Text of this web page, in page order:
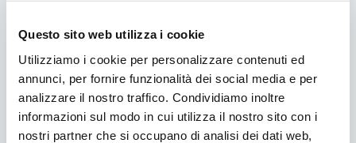
Questo sito web utilizza i cookie
Utilizziamo i cookie per personalizzare contenuti ed
annunci, per fornire funzionalità dei social media e per
analizzare il nostro traffico. Condividiamo inoltre
informazioni sul modo in cui utilizza il nostro sito con i
nostri partner che si occupano di analisi dei dati web,
modalità d’utilizzo, affinché la dr.ssa specializzata in
lavano i denti. Il bambino potrà dimostrare di aver
capito lavandosi i denti davanti allo specchio. I risultati
si ottengono solo con un lavoro di squadra e
responsabilizzando il bambino!